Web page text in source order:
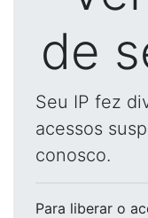
de
Seu IP fez
acessos
conosco.
Para liberar o